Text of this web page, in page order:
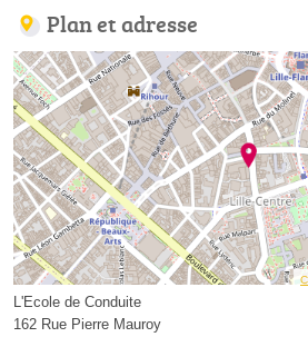
Plan et adresse
L'Ecole de Conduite
162 Rue Pierre Mauroy